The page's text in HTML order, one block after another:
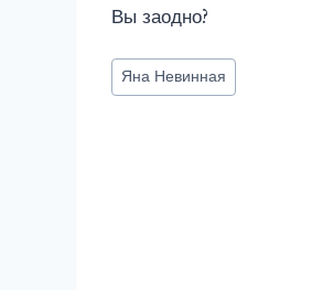
Вы заодно?
Метки
записи:
Яна Невинная